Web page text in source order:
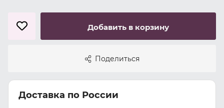
Добавить в корзину
Поделиться
Доставка по России